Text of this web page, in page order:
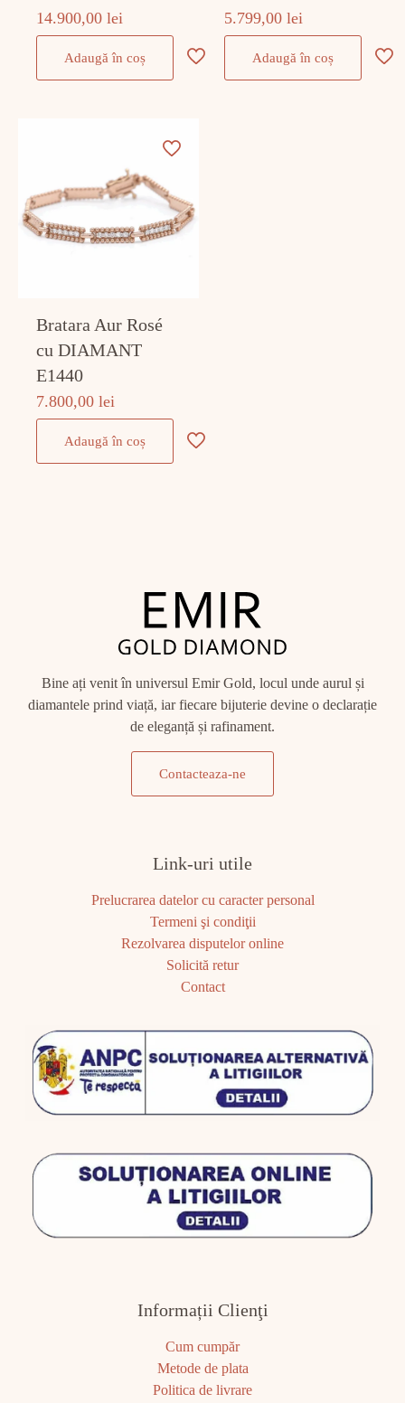
14.900,00lei
Adaugă în coș
5.799,00lei
Adaugă în coș
Bratara Aur Rosé
cu DIAMANT
E1440
7.800,00lei
Adaugă în coș
Bine ați venit în universul Emir Gold, locul unde aurul și
diamantele prind viață, iar fiecare bijuterie devine o declarație
de eleganță și rafinament.
Contacteaza-ne
Link-uri utile
Prelucrarea datelor cu caracter personal
Termeni şi condiţii
Rezolvarea disputelor online
Solicită retur
Contact
Informații Clienţi
Cum cumpăr
Metode de plata
Politica de livrare